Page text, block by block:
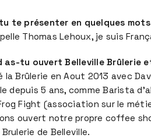
te présenter en quelques
Thomas Lehoux, je suis
as-tu ouvert Belleville Brûlerie
la Brûlerie en Aout 2013 avec
depuis 5 ans, comme Barista
Fight (association sur le
ouvert notre propre coffee
de Belleville.